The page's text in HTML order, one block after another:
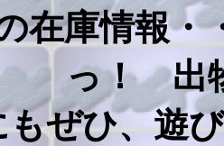
庫情報・
っ！ 出
ぜひ、遊び